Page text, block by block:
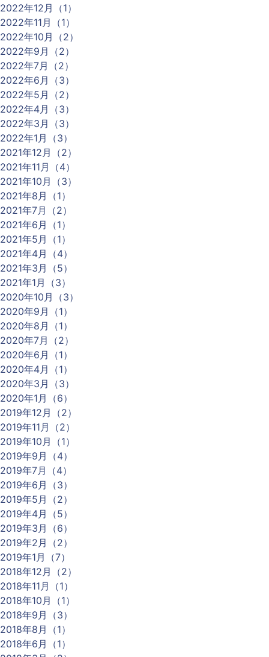
2022年12月（1）
2022年11月（1）
2022年10月（2）
2022年9月（2）
2022年7月（2）
2022年6月（3）
2022年5月（2）
2022年4月（3）
2022年3月（3）
2022年1月（3）
2021年12月（2）
2021年11月（4）
2021年10月（3）
2021年8月（1）
2021年7月（2）
2021年6月（1）
2021年5月（1）
2021年4月（4）
2021年3月（5）
2021年1月（3）
2020年10月（3）
2020年9月（1）
2020年8月（1）
2020年7月（2）
2020年6月（1）
2020年4月（1）
2020年3月（3）
2020年1月（6）
2019年12月（2）
2019年11月（2）
2019年10月（1）
2019年9月（4）
2019年7月（4）
2019年6月（3）
2019年5月（2）
2019年4月（5）
2019年3月（6）
2019年2月（2）
2019年1月（7）
2018年12月（2）
2018年11月（1）
2018年10月（1）
2018年9月（3）
2018年8月（1）
2018年6月（1）